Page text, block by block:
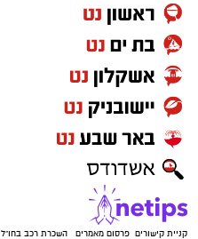
קניית קישורים פרסום מאמרים השכרת רכב בחו"ל